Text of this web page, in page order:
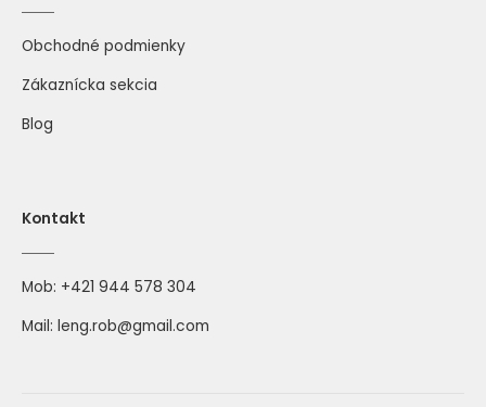
Obchodné podmienky
Zákaznícka sekcia
Blog
Kontakt
Mob: +421 944 578 304
Mail: leng.rob@gmail.com